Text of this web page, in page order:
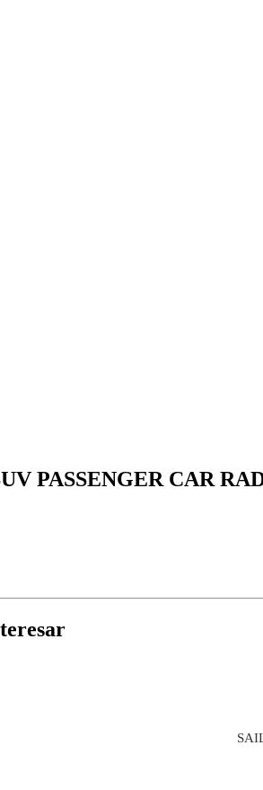
PASSENGER CAR